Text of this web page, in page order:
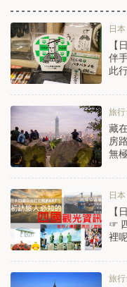
日
【
伴
此
旅
藏
房
無
日
【
☞
裡
旅